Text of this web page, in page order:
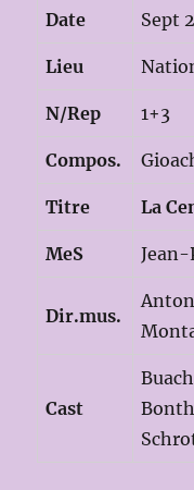
Date Sept
Lieu
N/Rep 1+3
Compos.
Titre La
MeS Jean-
Dir.mus.
Cast